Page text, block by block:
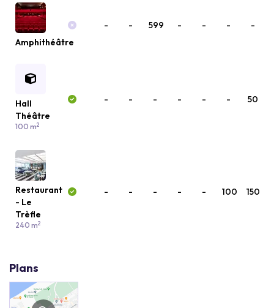
Amphithéâtre
- - 599 - - - -
Hall
Théâtre
100 m2
- - - - - - 50
Restaurant
- Le
Trèfle
240 m2
- - - - - 100 150
Plans